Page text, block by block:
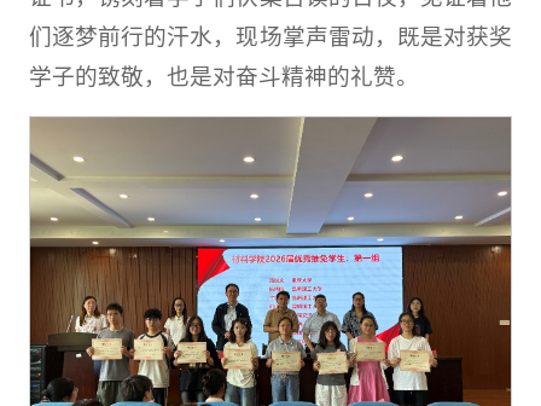
们逐梦前行的汗水，现场掌声雷动，既是对获奖
学子的致敬，也是对奋斗精神的礼赞。